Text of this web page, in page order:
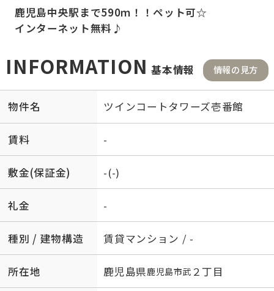
鹿児島中央駅まで590ｍ！！ペット可☆
インターネット無料♪
INFORMATION 基本情報 情報の見方
物件名 ツインコートタワーズ壱番館
賃料 -
敷金(保証金) -(-)
礼金 -
種別 / 建物構造 賃貸マンション / -
所在地 鹿児島県鹿児島市武 ２丁目